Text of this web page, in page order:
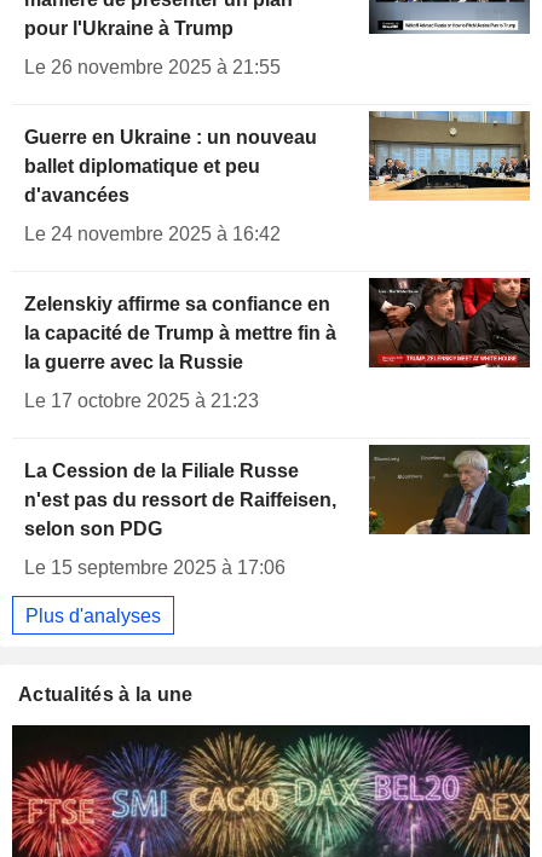
pour l'Ukraine à Trump
Le 26 novembre 2025 à 21:55
Guerre en Ukraine : un nouveau
ballet diplomatique et peu
d'avancées
Le 24 novembre 2025 à 16:42
Zelenskiy affirme sa confiance en
la capacité de Trump à mettre fin à
la guerre avec la Russie
Le 17 octobre 2025 à 21:23
La Cession de la Filiale Russe
n'est pas du ressort de Raiffeisen,
selon son PDG
Le 15 septembre 2025 à 17:06
Plus d'analyses
Actualités à la une